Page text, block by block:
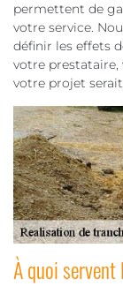
permettent de
votre service.
définir les effets
votre prestataire,
votre projet
À quoi